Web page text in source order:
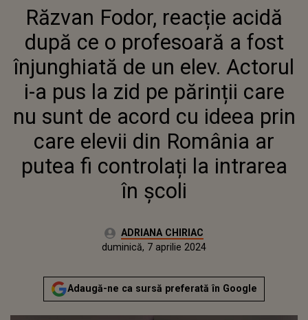
DUPĂ CE O PROFESOARĂ A FOST
ÎNJUNGHIATĂ DE UN ELEV.
ACTORUL I-A PUS LA ZID PE
PĂRINȚII CARE NU SUNT DE
ACORD CU IDEEA PRIN CARE
FI CONTROLAȚI LA INTRAREA
ÎN ȘCOLI
Răzvan Fodor, reacție acidă
după ce o profesoară a fost
înjunghiată de un elev. Actorul
i-a pus la zid pe părinții care
nu sunt de acord cu ideea prin
care elevii din România ar
putea fi controlați la intrarea
în școli
Autor:ADRIANA CHIRIAC
Actualizat:
duminică, 7 aprilie 2024
Adaugă-ne ca sursă preferată în Google